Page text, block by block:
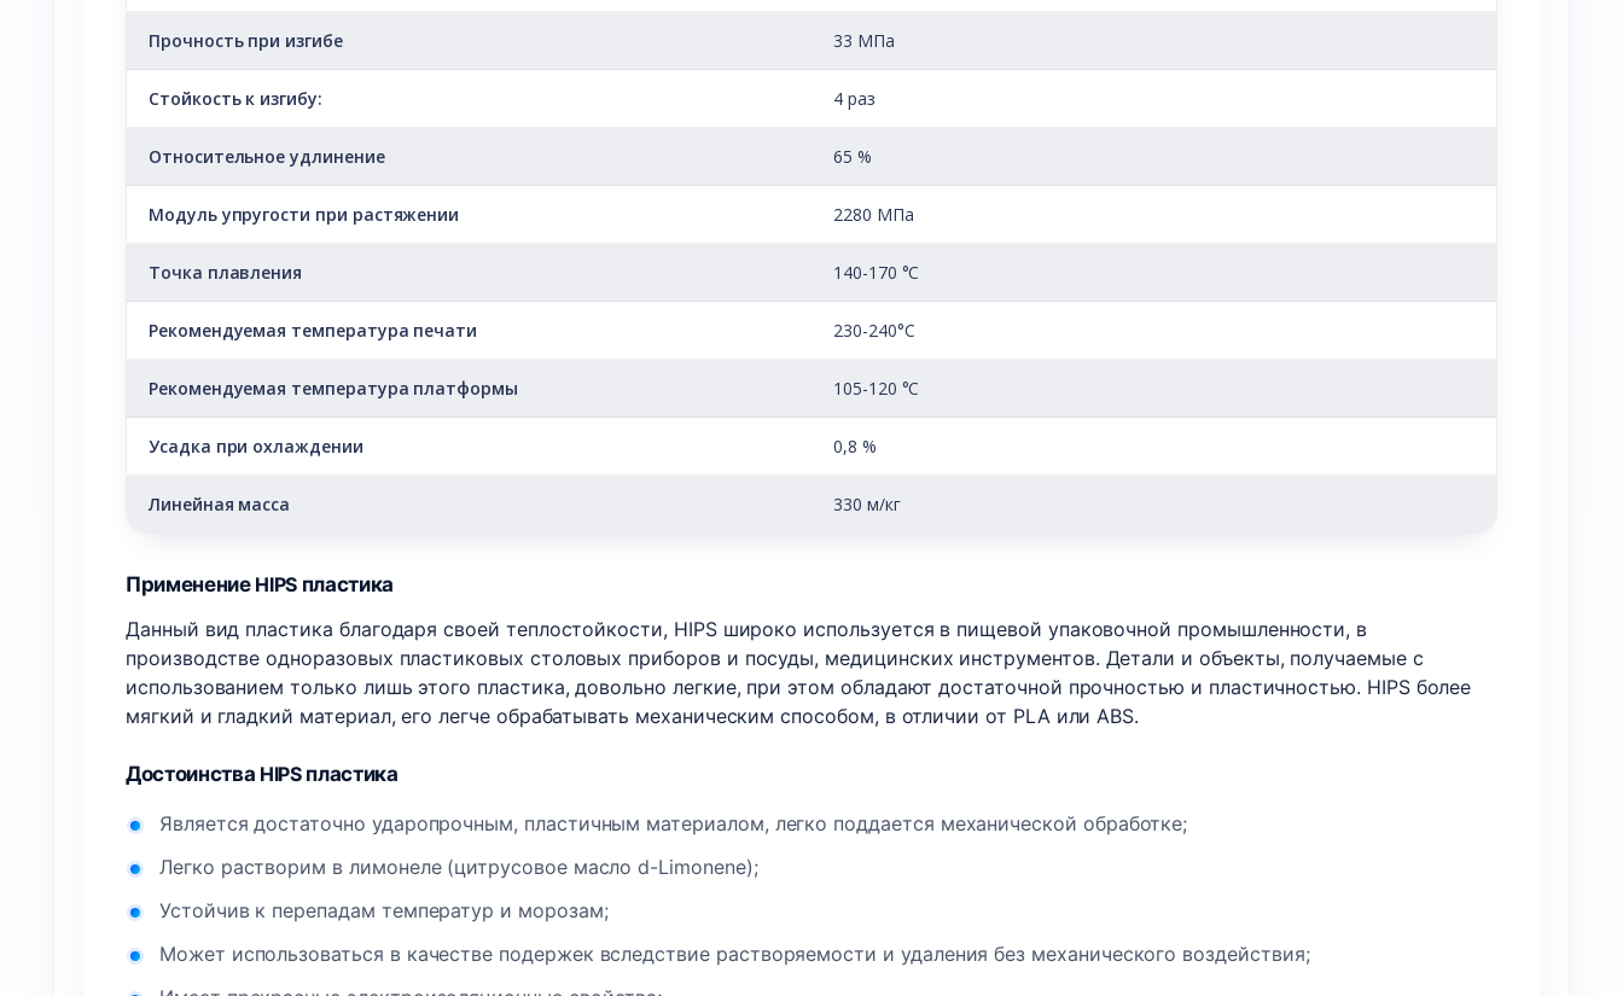
Прочность при изгибе 33 МПа
Стойкость к изгибу: 4 раз
Относительное удлинение 65 %
Модуль упругости при растяжении 2280 МПа
Точка плавления 140-170 °С
Рекомендуемая температура печати 230-240°C
Рекомендуемая температура платформы 105-120 °C
Усадка при охлаждении 0,8 %
Линейная масса 330 м/кг
Применение HIPSпластика
Данный вид пластика благодаря своей теплостойкости, HIPS широко используется в пищевой упаковочной промышленности, в
производстве одноразовых пластиковых столовых приборов и посуды, медицинских инструментов. Детали и объекты, получаемые с
использованием только лишь этого пластика, довольно легкие, при этом обладают достаточной прочностью и пластичностью. HIPS более
мягкий и гладкий материал, его легче обрабатывать механическим способом, в отличии от PLA или ABS.
Достоинства HIPSпластика
Является достаточно ударопрочным, пластичным материалом, легко поддается механической обработке;
Легко растворим в лимонеле (цитрусовое масло d-Limonene);
Устойчив к перепадам температур и морозам;
Может использоваться в качестве подержек вследствие растворяемости и удаления без механического воздействия;